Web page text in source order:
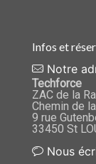
Infos et
Notre
Techforce
ZAC de la
Chemin de
9 rue
33450 St
Nous